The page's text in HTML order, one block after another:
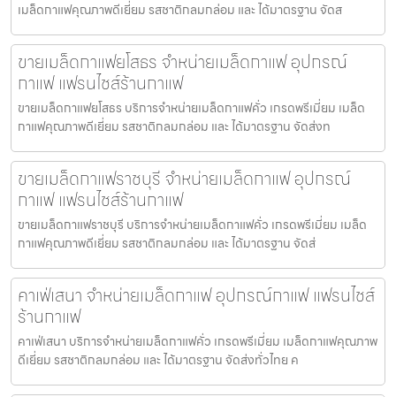
เมล็ดกาแฟคุณภาพดีเยี่ยม รสชาติกลมกล่อม และ ได้มาตรฐาน จัดส
ขายเมล็ดกาแฟยโสธร จำหน่ายเมล็ดกาแฟ อุปกรณ์
กาแฟ แฟรนไชส์ร้านกาแฟ
ขายเมล็ดกาแฟยโสธร บริการจำหน่ายเมล็ดกาแฟคั่ว เกรดพรีเมี่ยม เมล็ด
กาแฟคุณภาพดีเยี่ยม รสชาติกลมกล่อม และ ได้มาตรฐาน จัดส่งท
ขายเมล็ดกาแฟราชบุรี จำหน่ายเมล็ดกาแฟ อุปกรณ์
กาแฟ แฟรนไชส์ร้านกาแฟ
ขายเมล็ดกาแฟราชบุรี บริการจำหน่ายเมล็ดกาแฟคั่ว เกรดพรีเมี่ยม เมล็ด
กาแฟคุณภาพดีเยี่ยม รสชาติกลมกล่อม และ ได้มาตรฐาน จัดส่
คาเฟ่เสนา จำหน่ายเมล็ดกาแฟ อุปกรณ์กาแฟ แฟรนไชส์
ร้านกาแฟ
คาเฟ่เสนา บริการจำหน่ายเมล็ดกาแฟคั่ว เกรดพรีเมี่ยม เมล็ดกาแฟคุณภาพ
ดีเยี่ยม รสชาติกลมกล่อม และ ได้มาตรฐาน จัดส่งทั่วไทย ค